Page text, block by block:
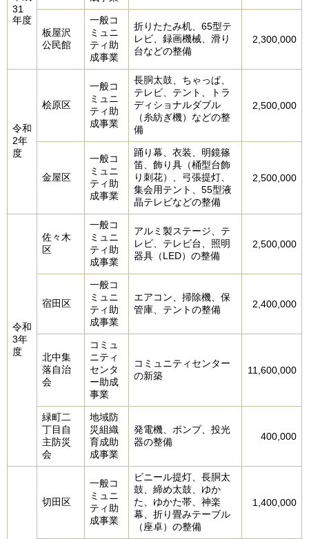
31
年度
板屋沢
公民館
一般コ
ミュニ
ティ助
成事業
折りたたみ机、65型テ
レビ、録画機械、滑り
台などの整備
2,300,000
令和
2年
度
桧原区
一般コ
ミュニ
ティ助
成事業
長胴太鼓、ちゃっぱ、
テレビ、テント、トラ
ディショナルダブル
（糸紡ぎ機）などの整
備
2,500,000
金屋区
一般コ
ミュニ
ティ助
成事業
踊り幕、衣装、明鏡篠
笛、飾り具（桶型台飾
り刺花）、弓張提灯、
集会用テント、55型液
晶テレビなどの整備
2,500,000
令和
3年
度
佐々木
区
一般コ
ミュニ
ティ助
成事業
アルミ製ステージ、テ
レビ、テレビ台、照明
器具（LED）の整備
2,500,000
宿田区
一般コ
ミュニ
ティ助
成事業
エアコン、掃除機、保
管庫、テントの整備
2,400,000
北中集
落自治
会
コミュ
ニティ
センタ
ー助成
事業
コミュニティセンター
の新築
11,600,000
緑町二
丁目自
主防災
会
地域防
災組織
育成助
成事業
発電機、ポンプ、投光
器の整備
400,000
切田区
一般コ
ミュニ
ティ助
成事業
ビニール提灯、長胴太
鼓、締め太鼓、ゆか
た、ゆかた帯、神楽
幕、折り畳みテーブル
（座卓）の整備
1,400,000